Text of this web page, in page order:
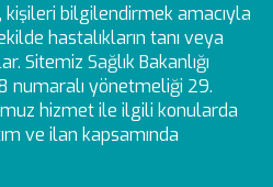
bilgilendirmek amacıyla
hastalıkların tanı veya
Sitemiz Sağlık Bakanlığı
yönetmeliği 29.
hizmet ile ilgili konularda
ve ilan kapsamında